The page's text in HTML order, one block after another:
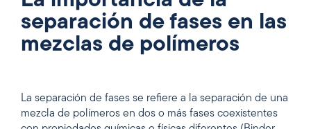
separación de fases en las
mezclas de polímeros
La separación de fases se refiere a la separación de una
mezcla de polímeros en dos o más fases coexistentes